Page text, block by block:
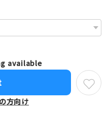
available
方向け